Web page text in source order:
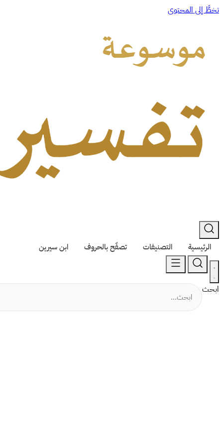
تخطَّ إلى المحتوى
الرئيسية التصنيفات تصفّح بالحروف ابن سيرين
ابحث